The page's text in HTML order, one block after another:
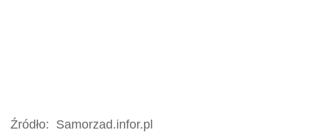
Źródło: Samorzad.infor.pl